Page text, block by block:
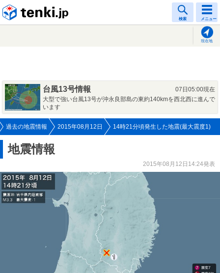
検索 メニュー
現在地
台風13号情報
07日05:00現在
大型で強い台風13号が沖永良部島の東約140kmを西北西に進んで
います
過去の地震情報 2015年08月12日 14時21分頃発生した地震(最大震度1)
地震情報
2015年08月12日14:24発表